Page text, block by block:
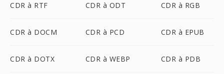
CDR à RTF CDR à ODT CDR à RGB
CDR à DOCM CDR à PCD CDR à EPUB
CDR à DOTX CDR à WEBP CDR à PDB